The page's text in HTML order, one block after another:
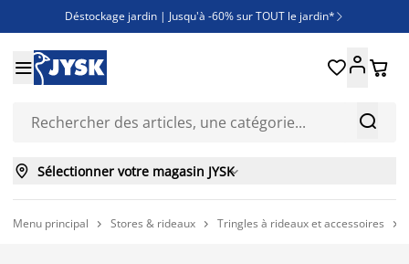
Déstockage jardin | Jusqu'à -60% sur TOUT le jardin* 
Jusqu'à -50% sur une sélection literie
Découvrez les nouveautés de la collection


 
 Sélectionner votre magasin JYSK
Menu principal  Stores & rideaux  Tringles à rideaux et accessoires 